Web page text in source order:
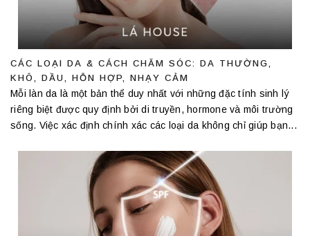
CÁC LOẠI DA & CÁCH CHĂM SÓC: DA THƯỜNG,
KHÔ, DẦU, HỖN HỢP, NHẠY CẢM
Mỗi làn da là một bản thể duy nhất với những đặc tính sinh lý
riêng biệt được quy định bởi di truyền, hormone và môi trường
sống. Việc xác định chính xác các loại da không chỉ giúp bạn...